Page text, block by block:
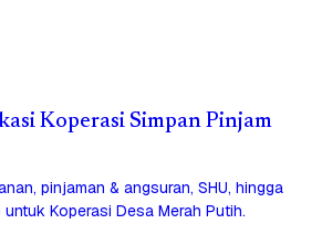
Koperasi Simpan Pinjam
pinjaman & angsuran, SHU, hingga
Koperasi Desa Merah Putih.